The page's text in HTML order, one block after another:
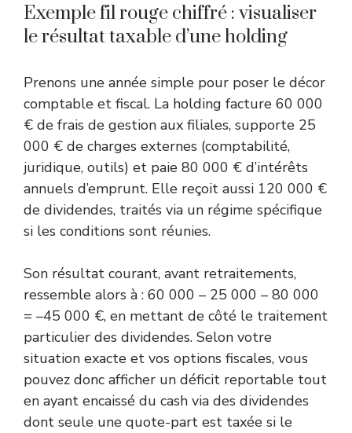
Exemple fil rouge chiffré : visualiser
le résultat taxable d’une holding
Prenons une année simple pour poser le décor
comptable et fiscal. La holding facture 60 000
€ de frais de gestion aux filiales, supporte 25
000 € de charges externes (comptabilité,
juridique, outils) et paie 80 000 € d’intérêts
annuels d’emprunt. Elle reçoit aussi 120 000 €
de dividendes, traités via un régime spécifique
si les conditions sont réunies.
Son résultat courant, avant retraitements,
ressemble alors à : 60 000 – 25 000 – 80 000
= –45 000 €, en mettant de côté le traitement
particulier des dividendes. Selon votre
situation exacte et vos options fiscales, vous
pouvez donc afficher un déficit reportable tout
en ayant encaissé du cash via des dividendes
dont seule une quote-part est taxée si le